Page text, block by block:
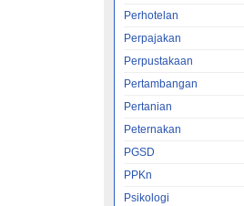
Perhotelan
Perpajakan
Perpustakaan
Pertambangan
Pertanian
Peternakan
PGSD
PPKn
Psikologi